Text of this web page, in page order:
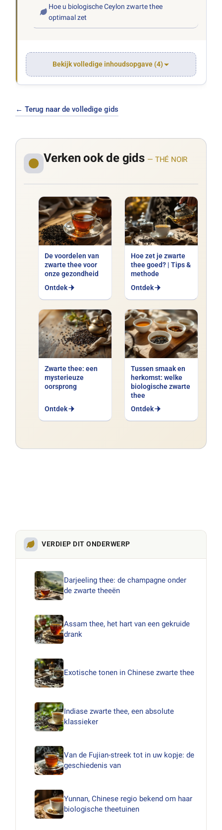
Hoe u biologische Ceylon zwarte thee
optimaal zet
Bekijk volledige inhoudsopgave (4)
← Terug naar de volledige gids
Verken ook de gids — THÉ NOIR
De voordelen van
zwarte thee voor
onze gezondheid
Ontdek
Hoe zet je zwarte
thee goed? | Tips &
methode
Ontdek
Zwarte thee: een
mysterieuze
oorsprong
Ontdek
Tussen smaak en
herkomst: welke
biologische zwarte
thee
Ontdek
VERDIEP DIT ONDERWERP
Darjeeling thee: de champagne onder
de zwarte theeën
Assam thee, het hart van een gekruide
drank
Exotische tonen in Chinese zwarte thee
Indiase zwarte thee, een absolute
klassieker
Van de Fujian-streek tot in uw kopje: de
geschiedenis van
Yunnan, Chinese regio bekend om haar
biologische theetuinen